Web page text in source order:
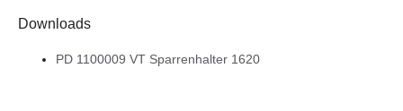
Downloads
PD 1100009 VT Sparrenhalter 1620